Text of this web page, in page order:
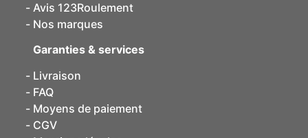
Avis 123Roulement
Nos marques
Garanties & services
Livraison
FAQ
Moyens de paiement
CGV